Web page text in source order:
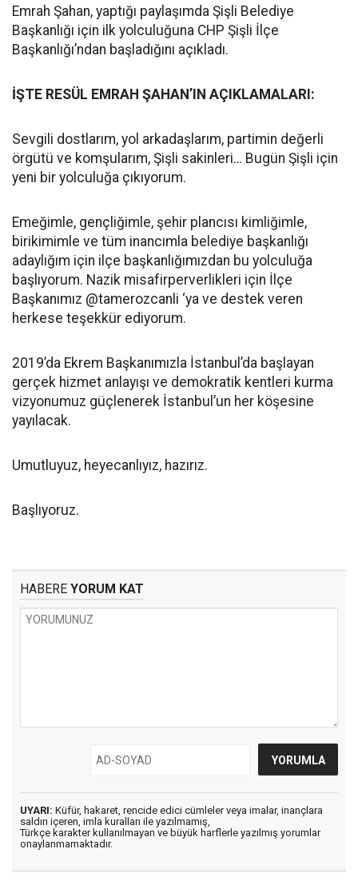
Emrah Şahan, yaptığı paylaşımda Şişli Belediye
Başkanlığı için ilk yolculuğuna CHP Şişli İlçe
Başkanlığı’ndan başladığını açıkladı.
İŞTE RESÜL EMRAH ŞAHAN’IN AÇIKLAMALARI:
Sevgili dostlarım, yol arkadaşlarım, partimin değerli
örgütü ve komşularım, Şişli sakinleri… Bugün Şişli için
yeni bir yolculuğa çıkıyorum.
Emeğimle, gençliğimle, şehir plancısı kimliğimle,
birikimimle ve tüm inancımla belediye başkanlığı
adaylığım için ilçe başkanlığımızdan bu yolculuğa
başlıyorum. Nazik misafirperverlikleri için İlçe
Başkanımız @tamerozcanli ‘ya ve destek veren
herkese teşekkür ediyorum.
2019’da Ekrem Başkanımızla İstanbul’da başlayan
gerçek hizmet anlayışı ve demokratik kentleri kurma
vizyonumuz güçlenerek İstanbul’un her köşesine
yayılacak.
Umutluyuz, heyecanlıyız, hazırız.
Başlıyoruz.
HABERE YORUM KAT
UYARI: Küfür, hakaret, rencide edici cümleler veya imalar, inançlara
saldırı içeren, imla kuralları ile yazılmamış,
Türkçe karakter kullanılmayan ve büyük harflerle yazılmış yorumlar
onaylanmamaktadır.